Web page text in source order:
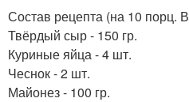
Состав рецепта (на 10 порц.
Твёрдый сыр - 150 гр.
Куриные яйца - 4 шт.
Чеснок - 2 шт.
Майонез - 100 гр.